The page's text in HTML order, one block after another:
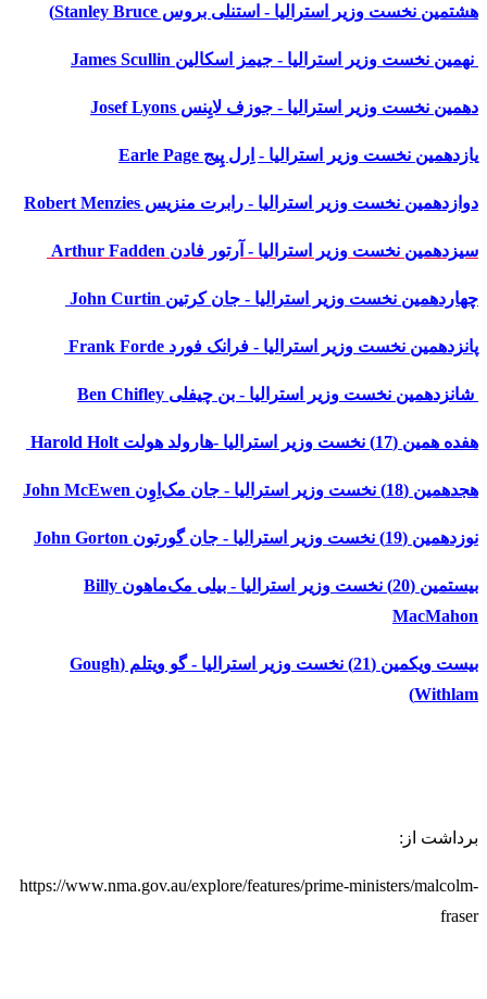
هشتمین نخست وزیر استرالیا - استنلی بروس Stanley Bruce)
نهمین نخست وزیر استرالیا - جیمز اسکالین James Scullin
دهمین نخست وزیر استرالیا - جوزف لایِنس Josef Lyons
یازدهمین نخست وزیر استرالیا - اِرل پِیج Earle Page
دوازدهمین نخست وزیر استرالیا - رابرت منزیس Robert Menzies
سیزدهمین نخست وزیر استرالیا - آرتور فادن Arthur Fadden
چهاردهمین نخست وزیر استرالیا - جان کرتین John Curtin
پانزدهمین نخست وزیر استرالیا - فرانک فورد Frank Forde
شانزدهمین نخست وزیر استرالیا - بن چیفلی Ben Chifley
هفده همین (17) نخست وزیر استرالیا -هارولد هولت Harold Holt
هجدهمین (18) نخست وزیر استرالیا - جان مک‌اِوِن John McEwen
نوزدهمین (19) نخست وزیر استرالیا - جان گورتون John Gorton
بیستمین (20) نخست وزیر استرالیا - بیلی مک‌ماهون Billy
MacMahon
بیست ویکمین (21) نخست وزیر استرالیا - گو ویتلم (Gough
Withlam)
برداشت از:
https://www.nma.gov.au/explore/features/prime-ministers/malcolm-
fraser